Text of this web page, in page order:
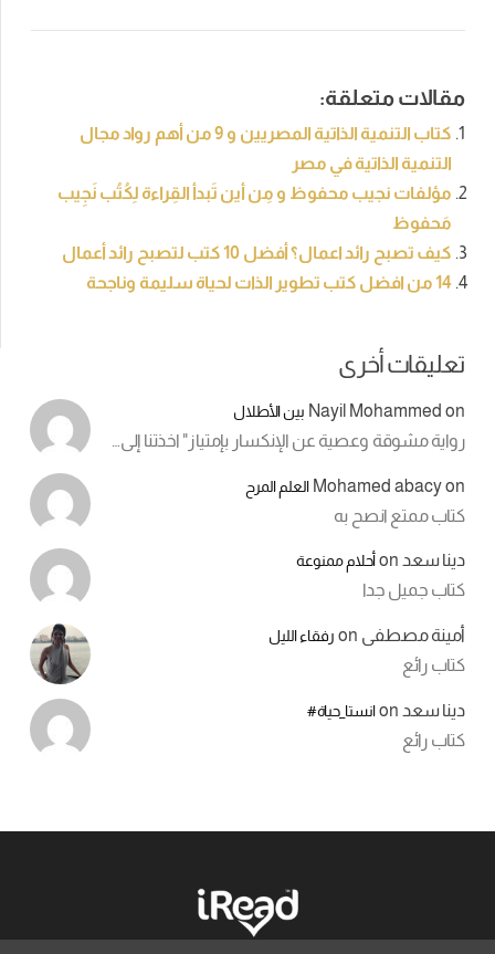
مقالات متعلقة:
كتاب التنمية الذاتية المصريين و 9 من أهم رواد مجال
التنمية الذاتية في مصر
مؤلفات نجيب محفوظ و مِن أين تَبدأ القِراءة لِكُتُب نَجِيب
مَحفوظ
كيف تصبح رائد اعمال؟ أفضل 10 كتب لتصبح رائد أعمال
14 من افضل كتب تطوير الذات لحياة سليمة وناجحة
تعليقات أخرى
Nayil Mohammed on بين الأطلال
رواية مشوقة وعصية عن الإنكسار بإمتياز" اخذتنا إلى…
Mohamed abacyon العلم المرح
كتاب ممتع انصح به
دينا سعد onأحلام ممنوعة
كتاب جميل جدا
أمينة مصطفى on رفقاء الليل
كتاب رائع
دينا سعد onانستا_حياة#
كتاب رائع